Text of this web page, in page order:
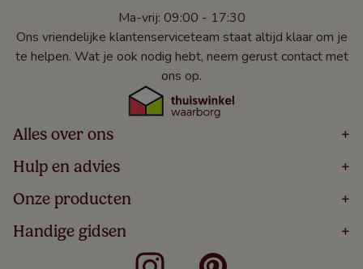
Ma-vrij: 09:00 - 17:30
Ons vriendelijke klantenserviceteam staat altijd klaar om je
te helpen. Wat je ook nodig hebt, neem gerust contact met
ons op.
Alles over ons +
Home
Over
Bestellen
Winacties
Hulp en advies +
Volg Je Bestelling
Levering
5 Jaar Garantie
Algemene Voorwaarden
Onze producten +
Houten Jaloezieën
Rolgordijnen
Handige gidsen +
Meten Voor Raamdecoratie